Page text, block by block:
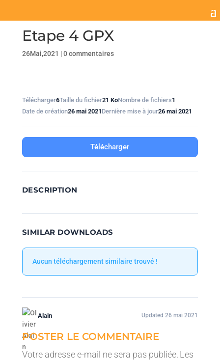
Etape 4 GPX
26Mai,2021 |0 commentaires
Télécharger6Taille du fichier21 KoNombre de fichiers1
Date de création26 mai 2021 Dernière mise à jour26 mai 2021
Télécharger
DESCRIPTION
SIMILAR DOWNLOADS
Aucun téléchargement similaire trouvé !
Alain Updated 26 mai 2021
POSTER LE COMMENTAIRE
Votre adresse e-mail ne sera pas publiée. Les